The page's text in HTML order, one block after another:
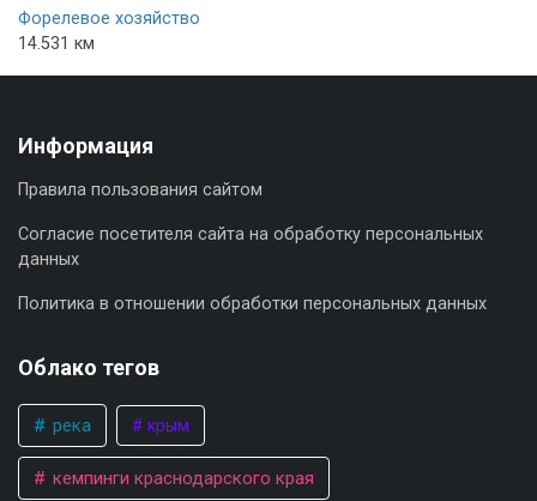
Форелевое хозяйство
14.531 км
Информация
Правила пользования сайтом
Согласие посетителя сайта на обработку персональных
данных
Политика в отношении обработки персональных данных
Облако тегов
река крым
кемпинги краснодарского края